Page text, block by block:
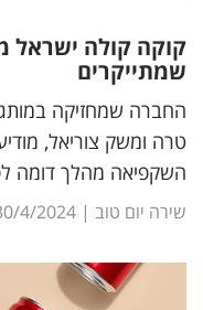
דיגיטל
וטק
שיווק
ופרסום
מדדים
קוקה קולה ישראל
שמתייקרים
החברה שמחזיקה
טרה ומשק צוריאל,
השקפיאה מהלך דומה
שירה יום טוב |
4/2024